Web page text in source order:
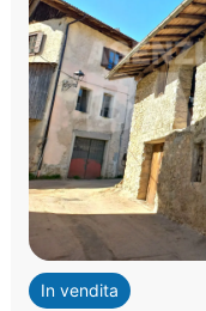
In vendita